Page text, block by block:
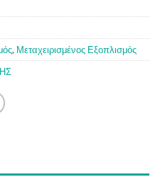
, Μεταχειρισμένος Εξοπλισμός